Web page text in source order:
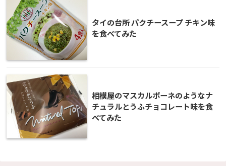
タイの台所 パクチースープ チキン味
を食べてみた
相模屋のマスカルポーネのようなナ
チュラルとうふチョコレート味を食
べてみた